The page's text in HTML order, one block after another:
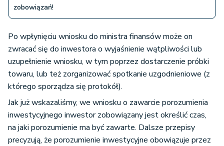
zobowiązań!
Po wpłynięciu wniosku do ministra finansów może on
zwracać się do inwestora o wyjaśnienie wątpliwości lub
uzupełnienie wniosku, w tym poprzez dostarczenie próbki
towaru, lub też zorganizować spotkanie uzgodnieniowe (z
którego sporządza się protokół).
Jak już wskazaliśmy, we wniosku o zawarcie porozumienia
inwestycyjnego inwestor zobowiązany jest określić czas,
na jaki porozumienie ma być zawarte. Dalsze przepisy
precyzują, że porozumienie inwestycyjne obowiązuje przez